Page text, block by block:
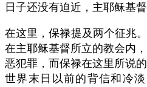
日子还没有迫近，主耶稣基
在这里，保禄提及两个征兆
在主耶稣基督所立的教会内
恶犯罪，而保禄在这里所说
世界末日以前的背信和冷